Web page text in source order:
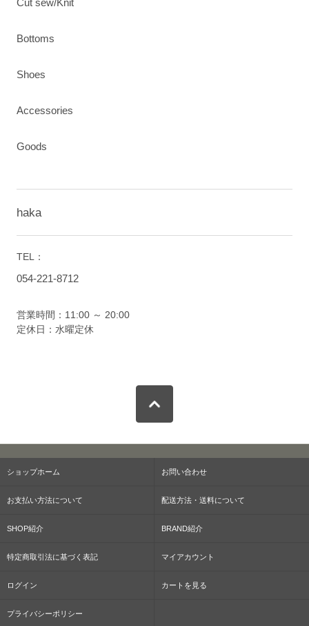
Cut sew/Knit
Bottoms
Shoes
Accessories
Goods
haka
TEL：
054-221-8712
営業時間：11:00 ～ 20:00
定休日：水曜定休
ショップホーム お問い合わせ
お支払い方法について 配送方法・送料について
SHOP紹介 BRAND紹介
特定商取引法に基づく表記 マイアカウント
ログイン カートを見る
プライバシーポリシー